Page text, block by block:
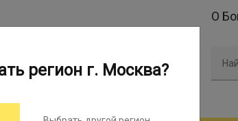
О
регион г. Москва?